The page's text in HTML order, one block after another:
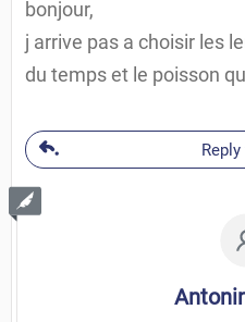
bonjour,
j arrive pas a choisir les
du temps et le poisson